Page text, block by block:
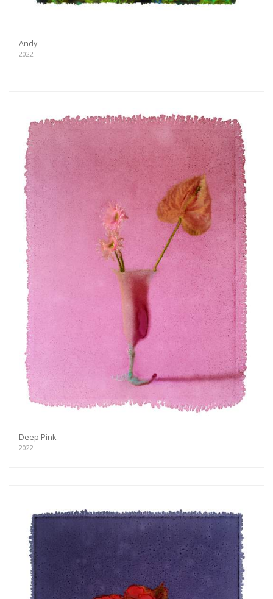
Andy
2022
Deep Pink
2022